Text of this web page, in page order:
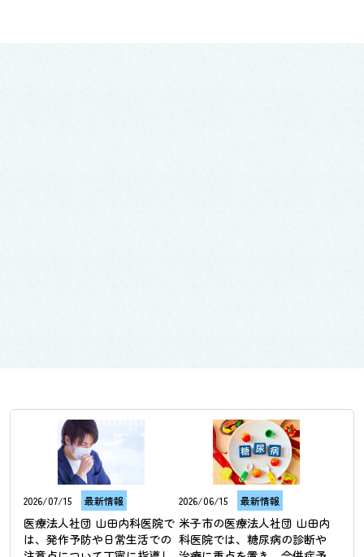
2026/07/15 最新情報
医療法人社団 山田内科医院で
は、発作予防や日常生活での
2026/06/15 最新情報
米子市の医療法人社団 山田内
科医院では、糖尿病の診断や